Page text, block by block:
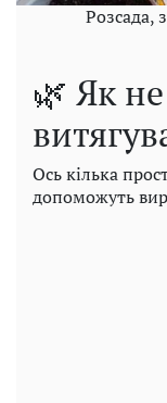
Розсада,
🌿 Як
Ось кілька
допоможуть